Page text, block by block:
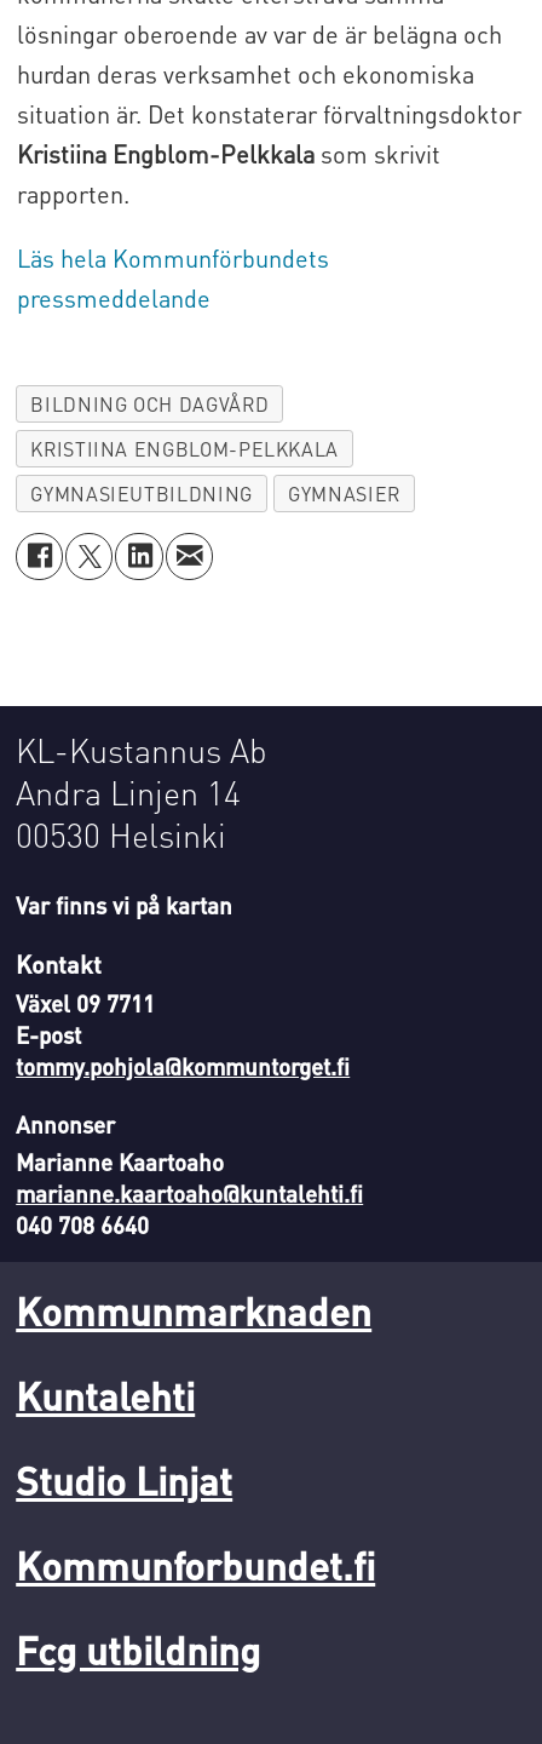
lösningar oberoende av var de är belägna och
hurdan deras verksamhet och ekonomiska
situation är. Det konstaterar förvaltningsdoktor
Kristiina Engblom-Pelkkalasom skrivit
rapporten.
Läs hela Kommunförbundets
pressmeddelande
BILDNING OCH DAGVÅRD
KRISTIINA ENGBLOM-PELKKALA
GYMNASIEUTBILDNING
GYMNASIER
KL-Kustannus Ab
Andra Linjen 14
00530 Helsinki
Var finns vi på kartan
Kontakt
Växel 09 7711
E-post
tommy.pohjola@kommuntorget.fi
Annonser
Marianne Kaartoaho
marianne.kaartoaho@kuntalehti.fi
040 708 6640
Kommunmarknaden
Kuntalehti
Studio Linjat
Kommunforbundet.fi
Fcg utbildning